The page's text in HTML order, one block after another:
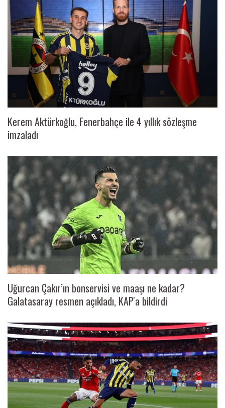
Kerem Aktürkoğlu, Fenerbahçe ile 4 yıllık sözleşme
imzaladı
Uğurcan Çakır’ın bonservisi ve maaşı ne kadar?
Galatasaray resmen açıkladı, KAP'a bildirdi